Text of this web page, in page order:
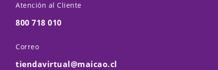
Atención al Cliente
800 718 010
Correo
tiendavirtual@maicao.cl